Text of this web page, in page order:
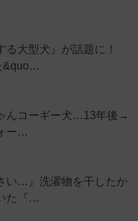
る大型犬』が話題に！
&quo…
んコーギー犬…13年後→
ー…
い…』洗濯物を干したか
た『…